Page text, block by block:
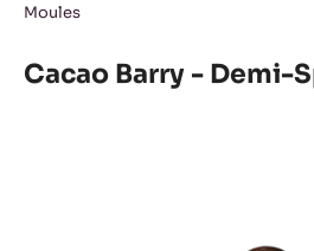
Moules
Cacao Barry - Demi-